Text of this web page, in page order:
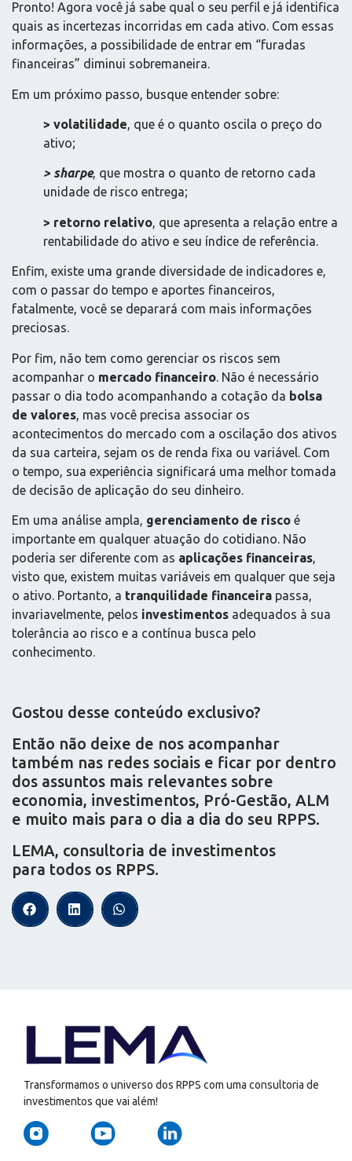
Pronto! Agora você já sabe qual o seu perfil e já identifica
quais as incertezas incorridas em cada ativo. Com essas
informações, a possibilidade de entrar em “furadas
financeiras” diminui sobremaneira.
Em um próximo passo, busque entender sobre:
> volatilidade, que é o quanto oscila o preço do
ativo;
> sharpe, que mostra o quanto de retorno cada
unidade de risco entrega;
> retorno relativo, que apresenta a relação entre a
rentabilidade do ativo e seu índice de referência.
Enfim, existe uma grande diversidade de indicadores e,
com o passar do tempo e aportes financeiros,
fatalmente, você se deparará com mais informações
preciosas.
Por fim, não tem como gerenciar os riscos sem
acompanhar o mercado financeiro. Não é necessário
passar o dia todo acompanhando a cotação da bolsa
de valores, mas você precisa associar os
acontecimentos do mercado com a oscilação dos ativos
da sua carteira, sejam os de renda fixa ou variável. Com
o tempo, sua experiência significará uma melhor tomada
de decisão de aplicação do seu dinheiro.
Em uma análise ampla, gerenciamento de risco é
importante em qualquer atuação do cotidiano. Não
poderia ser diferente com as aplicações financeiras,
visto que, existem muitas variáveis em qualquer que seja
o ativo. Portanto, a tranquilidade financeira passa,
invariavelmente, pelos investimentos adequados à sua
tolerância ao risco e a contínua busca pelo
conhecimento.
Gostou desse conteúdo exclusivo?
Então não deixe de nos acompanhar
também nas redes sociais e ficar por dentro
dos assuntos mais relevantes sobre
economia, investimentos, Pró-Gestão, ALM
e muito mais para o dia a dia do seu RPPS.
LEMA, consultoria de investimentos
para todos os RPPS.
Transformamos o universo dos RPPS com uma consultoria de
investimentos que vai além!